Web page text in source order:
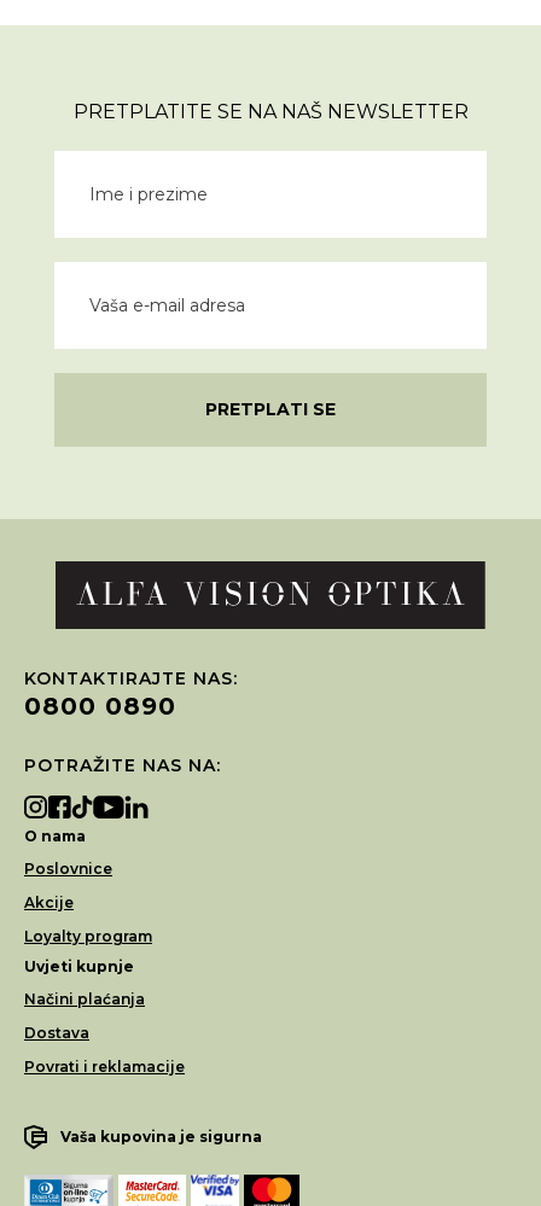
PRETPLATITE SE NA NAŠ NEWSLETTER
PRETPLATI SE
KONTAKTIRAJTE NAS:
0800 0890
POTRAŽITE NAS NA:
O nama
Poslovnice
Akcije
Loyalty program
Uvjeti kupnje
Načini plaćanja
Dostava
Povrati i reklamacije
Vaša kupovina je sigurna